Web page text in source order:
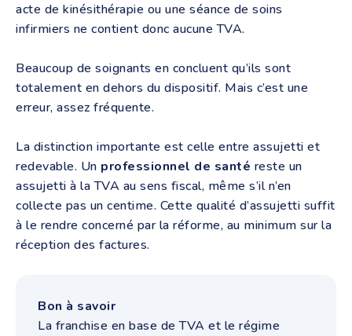
acte de kinésithérapie ou une séance de soins
infirmiers ne contient donc aucune TVA.
Beaucoup de soignants en concluent qu’ils sont
totalement en dehors du dispositif. Mais c’est une
erreur, assez fréquente.
La distinction importante est celle entre assujetti et
redevable. Un professionnel de santé reste un
assujetti à la TVA au sens fiscal, même s’il n’en
collecte pas un centime. Cette qualité d’assujetti suffit
à le rendre concerné par la réforme, au minimum sur la
réception des factures.
Bon à savoir
La franchise en base de TVA et le régime